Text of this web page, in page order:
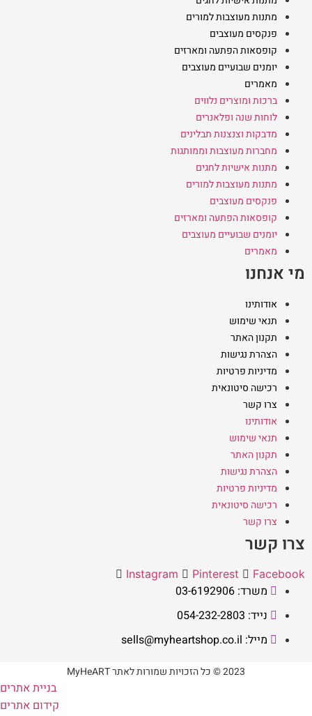
מתנות מעוצבות למורים
פנקסים מעוצבים
קופסאות הפתעה ומארזים
יומנים שבועיים מעוצבים
מאמרים
ברכות ומוצרים נלווים
לוחות שנה ופלאנרים
מדבקות וצנצנות תבלינים
מחברות מעוצבות וממותגות
מתנות אישיות לחגים
מתנות מעוצבות למורים
פנקסים מעוצבים
קופסאות הפתעה ומארזים
יומנים שבועיים מעוצבים
מאמרים
מי אנחנו
אודותינו
תנאי שימוש
תקנון האתר
הצהרת נגישות
מדיניות פרטיות
רכישה סיטונאית
צרו קשר
אודותינו
תנאי שימוש
תקנון האתר
הצהרת נגישות
מדיניות פרטיות
רכישה סיטונאית
צרו קשר
צרו קשר
Instagram Pinterest Facebook
משרד: 03-6192906
נייד: 054-232-2803
מייל: sells@myheartshop.co.il
2023 © כל הזכויות שמורות לאתר MyHeART
בניית אתרים
קידום אתרים